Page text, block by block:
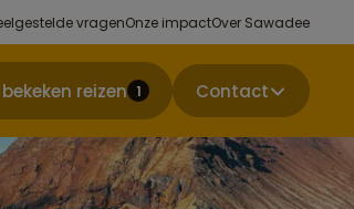
vragenOnze impactOver Sawadee
reizen 1 Contact